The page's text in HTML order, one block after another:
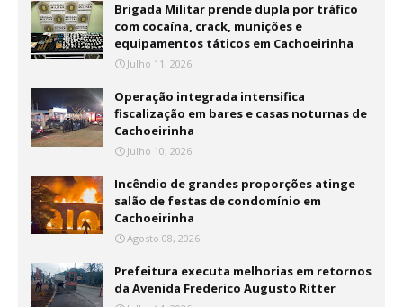
Brigada Militar prende dupla por tráfico
com cocaína, crack, munições e
equipamentos táticos em Cachoeirinha
Julho 11, 2026
Operação integrada intensifica
fiscalização em bares e casas noturnas de
Cachoeirinha
Julho 10, 2026
Incêndio de grandes proporções atinge
salão de festas de condomínio em
Cachoeirinha
Agosto 08, 2026
Prefeitura executa melhorias em retornos
da Avenida Frederico Augusto Ritter